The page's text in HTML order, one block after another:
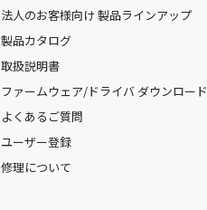
法人のお客様向け 製品ラインアップ
製品カタログ
取扱説明書
ファームウェア/ドライバ ダウンロード
よくあるご質問
ユーザー登録
修理について